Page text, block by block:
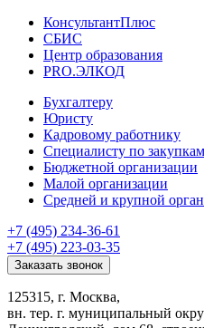
КонсультантПлюс
СБИС
Центр образования
PRO.ЭЛКОД
Бухгалтеру
Юристу
Кадровому работнику
Специалисту по закупкам
Бюджетной организации
Малой организации
Средней и крупной
+7 (495) 234-36-61
+7 (495) 223-03-35
Заказать звонок
125315, г. Москва,
вн. тер. г. муниципальный